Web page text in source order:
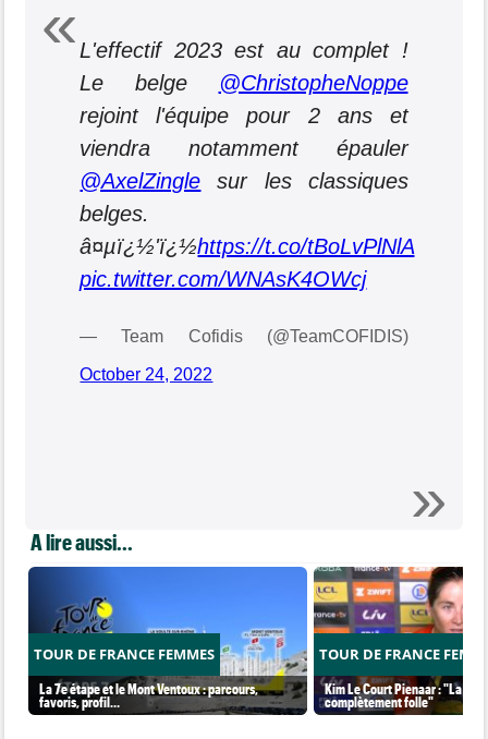
L'effectif 2023 est au complet !
Le belge
@ChristopheNoppe
rejoint l'équipe pour 2 ans et
viendra notamment épauler
@AxelZingle sur les classiques
belges.
â¤µï¿½'ï¿½https://t.co/tBoLvPlNlA
pic.twitter.com/WNAsK4OWcj
— Team Cofidis (@TeamCOFIDIS)
October 24, 2022
A lire aussi...
TOUR DE FRANCE FEMMES
La 7e étape et le Mont Ventoux : parcours,
favoris, profil…
TOUR DE FRANCE
Kim Le Court Pienaar : "La
complètement folle"